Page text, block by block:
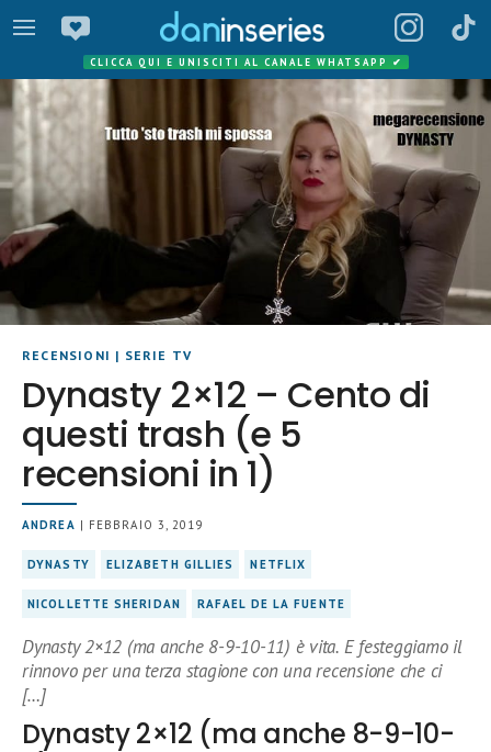
CLICCA QUI E UNISCITI AL CANALE WHATSAPP ✔
RECENSIONI | SERIE TV
Dynasty 2×12 – Cento di
questi trash (e 5
recensioni in 1)
ANDREA | FEBBRAIO 3, 2019
DYNASTY ELIZABETH GILLIES NETFLIX
NICOLLETTE SHERIDAN RAFAEL DE LA FUENTE
Dynasty 2×12 (ma anche 8-9-10-11) è vita. E festeggiamo il
rinnovo per una terza stagione con una recensione che ci
[…]
Dynasty 2×12 (ma anche 8-9-10-